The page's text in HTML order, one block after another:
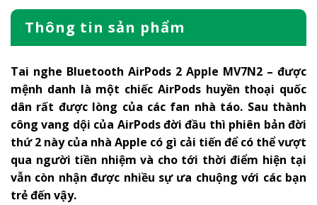
Thông tin sản phẩm
Tai nghe Bluetooth AirPods 2 Apple MV7N2 – được
mệnh danh là một chiếc AirPods huyền thoại quốc
dân rất được lòng của các fan nhà táo. Sau thành
công vang dội của AirPods đời đầu thì phiên bản đời
thứ 2 này của nhà Apple có gì cải tiến để có thể vượt
qua người tiền nhiệm và cho tới thời điểm hiện tại
vẫn còn nhận được nhiều sự ưa chuộng với các bạn
trẻ đến vậy.